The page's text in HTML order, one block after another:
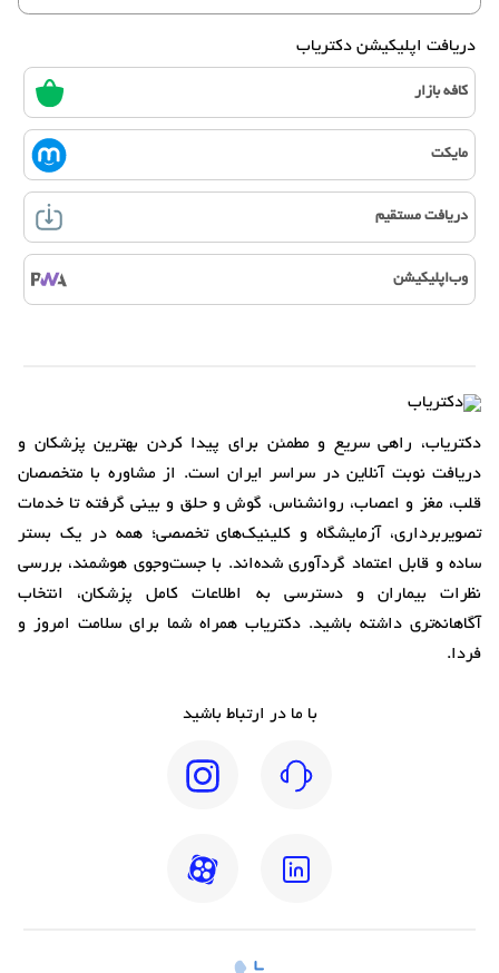
دریافت اپلیکیشن دکتریاب
کافه بازار
مایکت
دریافت مستقیم
وب‌اپلیکیشن
دکتریاب، راهی سریع و مطمئن برای پیدا کردن بهترین پزشکان و
دریافت نوبت آنلاین در سراسر ایران است. از مشاوره با متخصصان
قلب، مغز و اعصاب، روانشناس، گوش و حلق و بینی گرفته تا خدمات
تصویربرداری، آزمایشگاه و کلینیک‌های تخصصی؛ همه در یک بستر
ساده و قابل اعتماد گردآوری شده‌اند. با جست‌وجوی هوشمند، بررسی
نظرات بیماران و دسترسی به اطلاعات کامل پزشکان، انتخاب
آگاهانه‌تری داشته باشید. دکتریاب همراه شما برای سلامت امروز و
فردا.
با ما در ارتباط باشید